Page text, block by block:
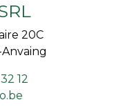
20C
Anvaing
12